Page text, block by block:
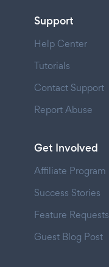
Support
Help Center
Tutorials
Contact Support
Report Abuse
Get Involved
Affiliate Program
Success Stories
Feature Requests
Guest Blog Post